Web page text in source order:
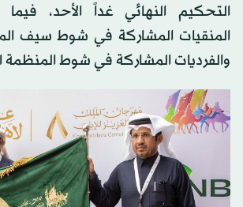
التحكيم النهائي غداً الأحد،
المنقيات المشاركة في شوط سيف
والفرديات المشاركة في شوط المنظمة